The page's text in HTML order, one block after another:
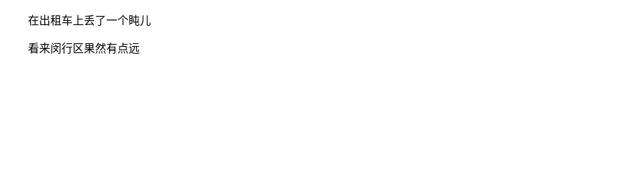
在出租车上丢了一个盹儿
看来闵行区果然有点远